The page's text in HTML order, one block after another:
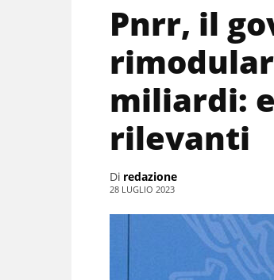
Pnrr, il
miliardi:
rilevanti
Di redazione
28 LUGLIO 2023